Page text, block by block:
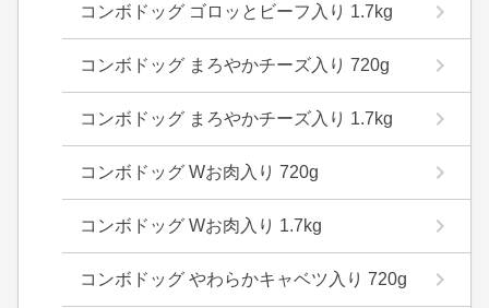
コンボドッグ ゴロッとビーフ入り 1.7kg
コンボドッグ まろやかチーズ入り 720g
コンボドッグ まろやかチーズ入り 1.7kg
コンボドッグ Wお肉入り 720g
コンボドッグ Wお肉入り 1.7kg
コンボドッグ やわらかキャベツ入り 720g